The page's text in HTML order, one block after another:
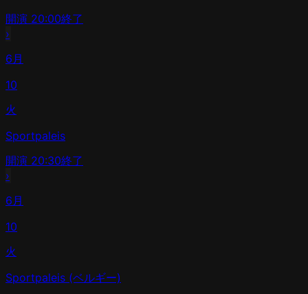
開演 20:00終了
›
6月
10
火
Sportpaleis
開演 20:30終了
›
6月
10
火
Sportpaleis (ベルギー)